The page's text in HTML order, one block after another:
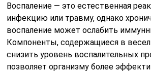
Воспаление — это естественная
инфекцию или травму, однако
воспаление может ослабить
Компоненты, содержащиеся в
снизить уровень воспалительных
позволяет организму более